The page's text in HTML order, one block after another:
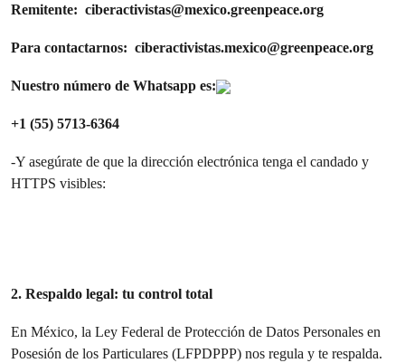
Remitente: ciberactivistas@mexico.greenpeace.org
Para contactarnos: ciberactivistas.mexico@greenpeace.org
Nuestro número de Whatsapp es:
+1 (55) 5713-6364
-Y asegúrate de que la dirección electrónica tenga el candado y
HTTPS visibles:
2. Respaldo legal: tu control total
En México, la Ley Federal de Protección de Datos Personales en
Posesión de los Particulares (LFPDPPP) nos regula y te respalda.